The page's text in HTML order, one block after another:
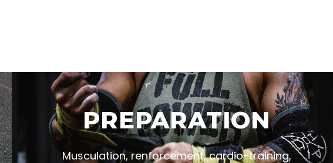
PREPARATION
Musculation, renforcement, cardio-training,